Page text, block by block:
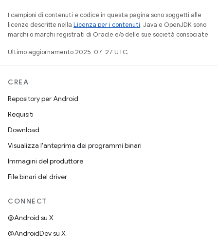
I campioni di contenuti e codice in questa pagina sono soggetti alle
licenze descritte nella Licenza per i contenuti. Java e OpenJDK sono
marchi o marchi registrati di Oracle e/o delle sue società consociate.
Ultimo aggiornamento 2025-07-27 UTC.
CREA
Repository per Android
Requisiti
Download
Visualizza l'anteprima dei programmi binari
Immagini del produttore
File binari del driver
CONNECT
@Android su X
@AndroidDev su X